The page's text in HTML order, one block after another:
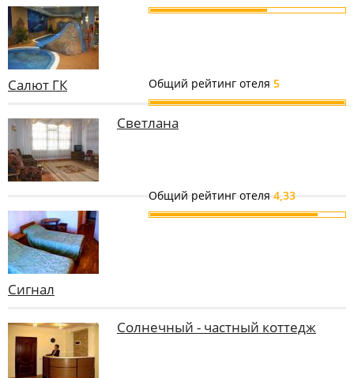
Салют ГК Общий рейтинг отеля 5
Светлана
Общий рейтинг отеля 4,33
Сигнал
Солнечный - частный коттедж